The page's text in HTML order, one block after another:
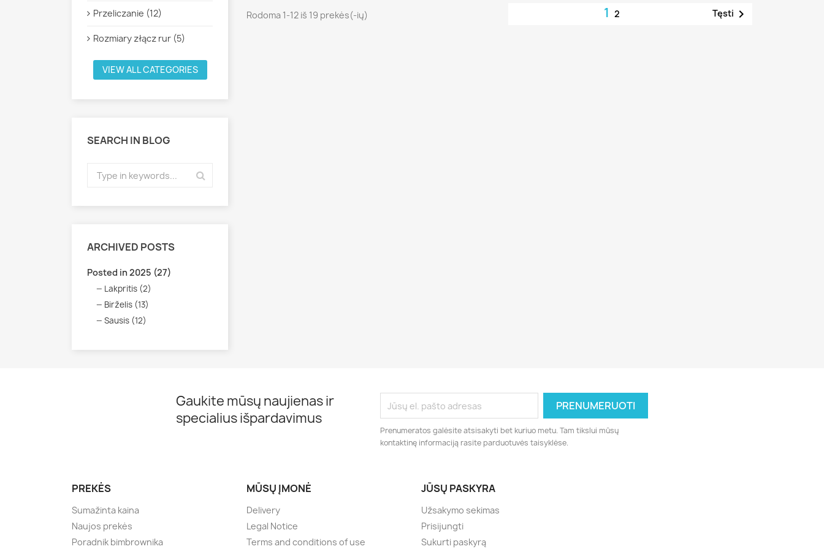
Przeliczanie (12)
Rozmiary złącz rur (5)
VIEW ALL CATEGORIES
SEARCH IN BLOG
ARCHIVED POSTS
Posted in 2025 (27)
Lakpritis (2)
Birželis (13)
Sausis (12)
Rodoma 1-12 iš 19 prekės(-ių) 1 2 Tęsti 
Gaukite mūsų naujienas ir
specialius išpardavimus
Prenumeratos galėsite atsisakyti bet kuriuo metu. Tam tikslui mūsų
kontaktinę informaciją rasite parduotuvės taisyklėse.
PREKĖS
Sumažinta kaina
Naujos prekės
Poradnik bimbrownika
MŪSŲ ĮMONĖ
Delivery
Legal Notice
Terms and conditions of use
JŪSŲ PASKYRA
Užsakymo sekimas
Prisijungti
Sukurti paskyrą